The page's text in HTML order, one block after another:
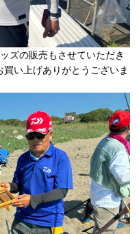
ズの販売もさせていただき
い上げありがとうございま